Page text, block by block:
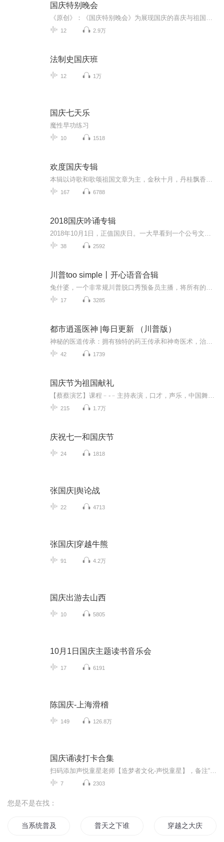
国庆特别晚会
12 2.9万
法制史国庆班
12 1万
国庆七天乐
魔性早功练习
10 1518
欢度国庆专辑
167 6788
2018国庆吟诵专辑
38 2592
川普too simple丨开心语音合辑
17 3285
都市逍遥医神 |每日更新 （川普版）
42 1739
国庆节为祖国献礼
215 1.7万
庆祝七一和国庆节
24 1818
张国庆|舆论战
22 4713
张国庆|穿越牛熊
91 4.2万
国庆出游去山西
10 5805
10月1日国庆主题读书音乐会
17 6191
陈国庆-上海滑稽
149 126.8万
国庆诵读打卡合集
7 2303
您是不是在找：
当系统普及到每一个人 普天之下谁为王 穿越之大庆帝国